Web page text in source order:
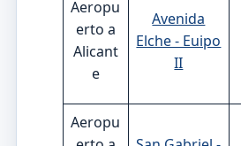
Aeropu
erto a
Alicant
e
Avenida
Elche - Euipo
II
Aeropu